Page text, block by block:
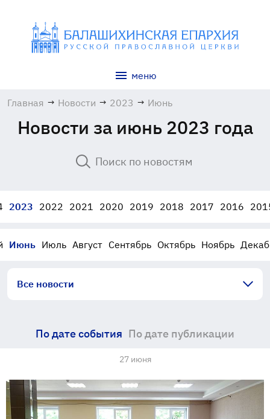
меню
Главная → Новости → 2023 → Июнь
Новости за июнь 2023 года
2023 2022 2021 2020 2019 2018 2017 2016
Июнь Июль Август Сентябрь Октябрь Ноябрь
Все новости
По дате события По дате публикации
27 июня